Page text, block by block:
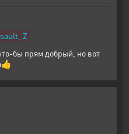
бы прям добрый, но вот